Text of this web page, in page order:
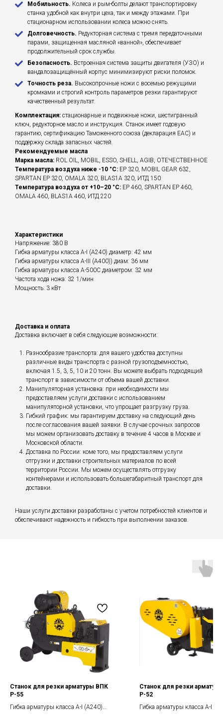
Мобильность. Колеса и рым-болты делают транспортировку
станка удобной как внутри цеха, так и между этажами. При
стационарном использовании колеса можно снять.
Долговечность. Редукторная система с тремя передаточными
парами, защищенная масляной «ванной», обеспечивает
продолжительный срок службы.
Безопасность. Встроенная система защиты двигателя (УЗО) и
вандалозащищённый корпус минимизируют риски поломок.
Точность реза. Высокопрочные ножи с восемью режущими
кромками и строгий контроль параметров резки гарантируют
качественный результат.
Комплектация: стационарные и подвижные ножи, шестигранный
ключ, редукторное масло и инструкция. Станок имеет годовую
гарантию, сертификацию Таможенного союза (декларация ЕАС) и
поддержку склада запасных частей.
Рекомендуемые масла
Марка масла: ROL OIL, MOBIL, ESSO, SHELL, AGIB, ОТЕЧЕСТВЕННОЕ
Температура воздуха ниже -10 °C: EP 320, MOBIL GEAR 632,
SPARTAN EP 320, OMALA 320, BLAS1A 320, ИТД 150
Температура воздуха от +10–20 °C: EP 460, SPARTAN EP 460,
OMALA 460, BLAS1A 460, ИТД 220
Характеристики
Напряжение: 380 В
Гибка арматуры класса А-I (А240) диаметр: 42 мм
Гибка арматуры класса А-III (А400)) диам: 36 мм
Гибка арматуры класса А-500С диаметром: 32 мм
Частота хода ножа: 32 1/мин
Мощность: 3 кВт
Доставка и оплата
Доставка включает в себя следующие возможности:
Разнообразие транспорта: для вашего удобства доступны
различные виды транспорта с разной грузоподъемностью,
включая 1.5, 3, 5, 10 и 20 тонн. Вы можете выбрать подходящий
транспорт в зависимости от объема вашей доставки.
Манипуляторная установка: при необходимости мы
предоставляем услуги доставки с использованием
манипуляторной установки, что упрощает разгрузку груза.
Гибкий график: мы гарантируем доставку на следующий день
после согласования вашей заявки. В случае срочных запросов
мы можем организовать доставку в течение 4 часов в Москве и
Московской области.
Доставка по России: коме того, мы предоставляем услуги
отгрузки и доставки строительных материалов по всей
территории России. Мы можем осуществлять отгрузку
контейнерами и использовать большегабаритный транспорт для
доставки.
Наши услуги доставки разработаны с учетом потребностей клиентов и
обеспечивают надежность и гибкость при выполнении заказов.
Станок для резки арматуры ВПК
Р-55
Гибка арматуры класса А-I (А240)
Станок для резки
Р-52
Гибка арматуры класса А-I